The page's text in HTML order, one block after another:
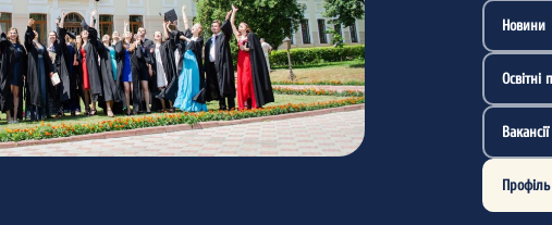
Новини
Освітні
Вакансії